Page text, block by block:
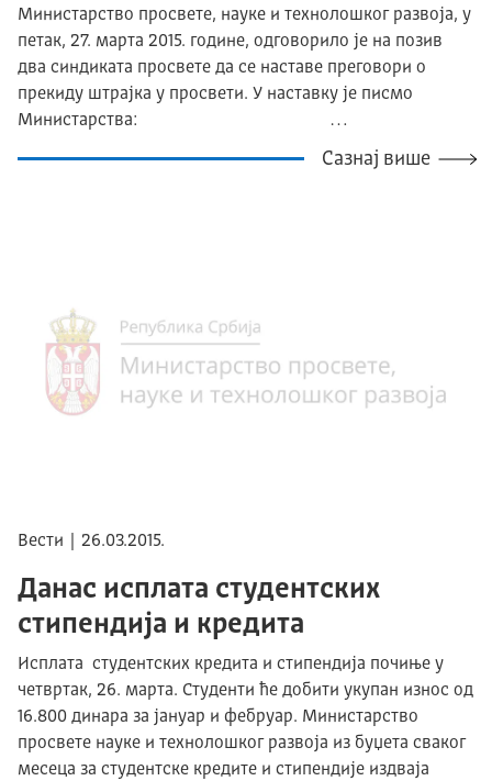
Министарство просвете, науке и технолошког развоја, у
петак, 27. марта 2015. године, одговорило је на позив
два синдиката просвете да се наставе преговори о
прекиду штрајка у просвети. У наставку је писмо
Министарства: …
Сазнај више
Вести | 26.03.2015.
Данас исплата студентских
стипендија и кредита
Исплата студентских кредита и стипендија почиње у
четвртак, 26. марта. Студенти ће добити укупан износ од
16.800 динара за јануар и фебруар. Министарство
просвете науке и технолошког развоја из буџета сваког
месеца за студентске кредите и стипендије издваја